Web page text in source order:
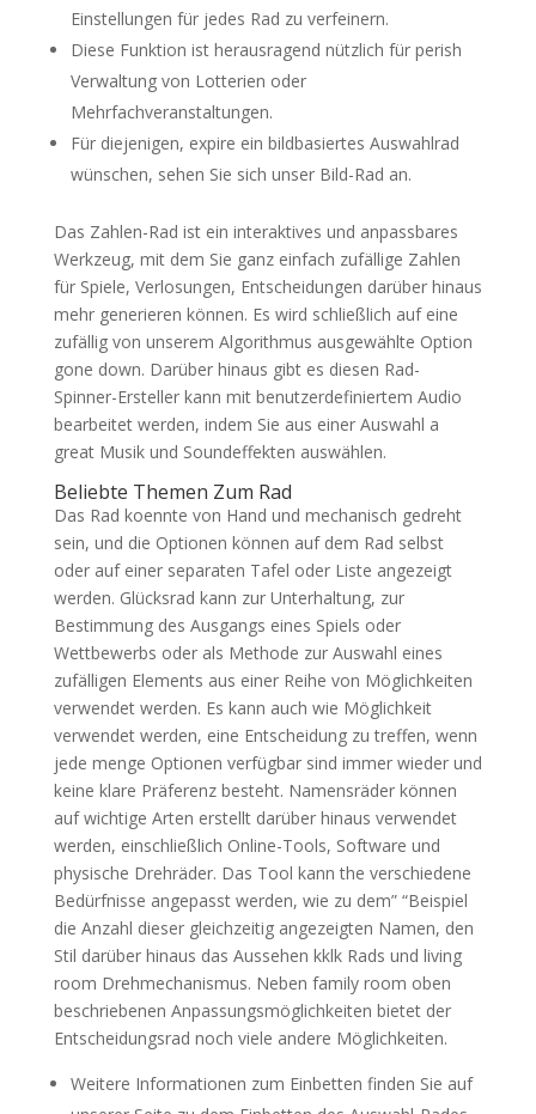
Einstellungen für jedes Rad zu verfeinern.
Diese Funktion ist herausragend nützlich für perish
Verwaltung von Lotterien oder
Mehrfachveranstaltungen.
Für diejenigen, expire ein bildbasiertes Auswahlrad
wünschen, sehen Sie sich unser Bild-Rad an.
Das Zahlen-Rad ist ein interaktives und anpassbares
Werkzeug, mit dem Sie ganz einfach zufällige Zahlen
für Spiele, Verlosungen, Entscheidungen darüber hinaus
mehr generieren können. Es wird schließlich auf eine
zufällig von unserem Algorithmus ausgewählte Option
gone down. Darüber hinaus gibt es diesen Rad-
Spinner-Ersteller kann mit benutzerdefiniertem Audio
bearbeitet werden, indem Sie aus einer Auswahl a
great Musik und Soundeffekten auswählen.
Beliebte Themen Zum Rad
Das Rad koennte von Hand und mechanisch gedreht
sein, und die Optionen können auf dem Rad selbst
oder auf einer separaten Tafel oder Liste angezeigt
werden. Glücksrad kann zur Unterhaltung, zur
Bestimmung des Ausgangs eines Spiels oder
Wettbewerbs oder als Methode zur Auswahl eines
zufälligen Elements aus einer Reihe von Möglichkeiten
verwendet werden. Es kann auch wie Möglichkeit
verwendet werden, eine Entscheidung zu treffen, wenn
jede menge Optionen verfügbar sind immer wieder und
keine klare Präferenz besteht. Namensräder können
auf wichtige Arten erstellt darüber hinaus verwendet
werden, einschließlich Online-Tools, Software und
physische Drehräder. Das Tool kann the verschiedene
Bedürfnisse angepasst werden, wie zu dem” “Beispiel
die Anzahl dieser gleichzeitig angezeigten Namen, den
Stil darüber hinaus das Aussehen kklk Rads und living
room Drehmechanismus. Neben family room oben
beschriebenen Anpassungsmöglichkeiten bietet der
Entscheidungsrad noch viele andere Möglichkeiten.
Weitere Informationen zum Einbetten finden Sie auf